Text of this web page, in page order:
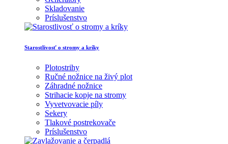
Skladovanie
Príslušenstvo
Starostlivosť o stromy a kríky
Plotostrihy
Ručné nožnice na živý plot
Záhradné nožnice
Strihacie kopje na stromy
Vyvetvovacie píly
Sekery
Tlakové postrekovače
Príslušenstvo